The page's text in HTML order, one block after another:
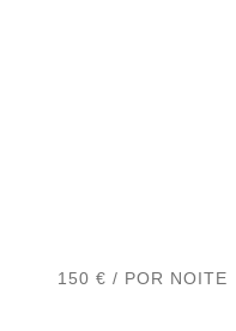
150 € / POR NOITE